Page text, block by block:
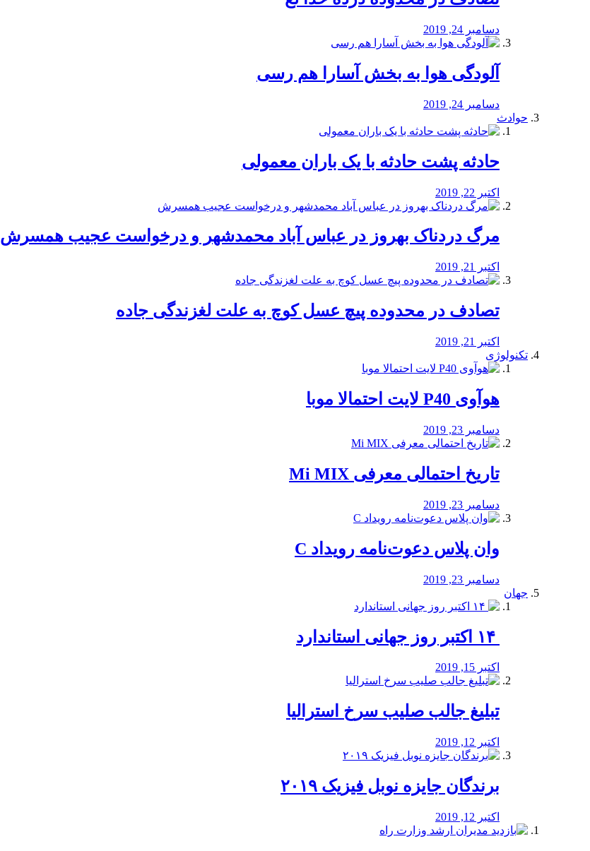
دسامبر 24, 2019
آلودگی هوا به بخش آسارا هم رسی
دسامبر 24, 2019
حوادث
️حادثه پشت حادثه با یک باران معمولی
اکتبر 22, 2019
مرگ دردناک بهروز در عباس آباد محمدشهر و درخواست عجیب همسرش
اکتبر 21, 2019
تصادف در محدوده پیچ عسل کوچ به علت لغزندگی جاده
اکتبر 21, 2019
تکنولوژی
هوآوی P40 لایت احتمالا موبا
دسامبر 23, 2019
تاریخ احتمالی معرفی Mi MIX
دسامبر 23, 2019
وان پلاس دعوت‌نامه رویداد C
دسامبر 23, 2019
جهان
اکتبر 15, 2019
تبلیغ جالب صلیب سرخ استرالیا
اکتبر 12, 2019
برندگان جایزه نوبل فیزیک ۲۰۱۹
اکتبر 12, 2019